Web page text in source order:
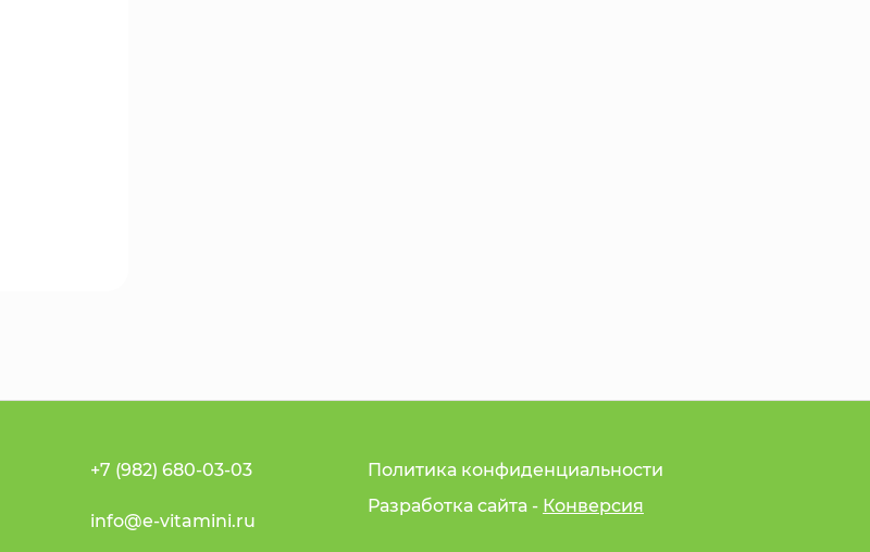
+7 (982) 680-03-03
info@e-vitamini.ru
Политика конфиденциальности
Разработка сайта - Конверсия